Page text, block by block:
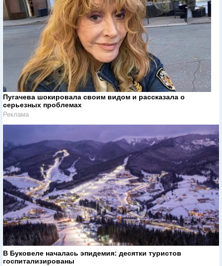
Пугачева шокировала своим видом и рассказала о
серьезных проблемах
Реклама
В Буковеле началась эпидемия: десятки туристов
госпитализированы